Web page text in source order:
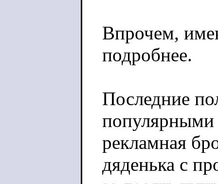
Впрочем,
подробнее.
Последние
популярными
рекламная
дяденька с